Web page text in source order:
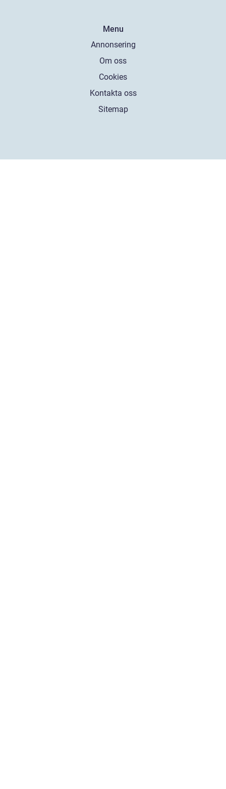
Menu
Annonsering
Om oss
Cookies
Kontakta oss
Sitemap